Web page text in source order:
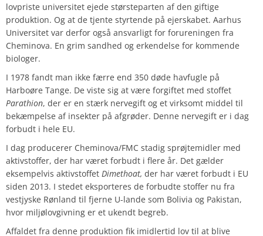
lovpriste universitet ejede størsteparten af den giftige
produktion. Og at de tjente styrtende på ejerskabet. Aarhus
Universitet var derfor også ansvarligt for forureningen fra
Cheminova. En grim sandhed og erkendelse for kommende
biologer.
I 1978 fandt man ikke færre end 350 døde havfugle på
Harboøre Tange. De viste sig at være forgiftet med stoffet
Parathion, der er en stærk nervegift og et virksomt middel til
bekæmpelse af insekter på afgrøder. Denne nervegift er i dag
forbudt i hele EU.
I dag producerer Cheminova/FMC stadig sprøjtemidler med
aktivstoffer, der har været forbudt i flere år. Det gælder
eksempelvis aktivstoffet Dimethoat, der har været forbudt i EU
siden 2013. I stedet eksporteres de forbudte stoffer nu fra
vestjyske Rønland til fjerne U-lande som Bolivia og Pakistan,
hvor miljølovgivning er et ukendt begreb.
Affaldet fra denne produktion fik imidlertid lov til at blive